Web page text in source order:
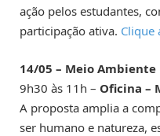
ação pelos estudantes,
participação ativa. Clique
14/05 – Meio Ambiente
9h30 às 11h – Oficina –
A proposta amplia a
ser humano e natureza,